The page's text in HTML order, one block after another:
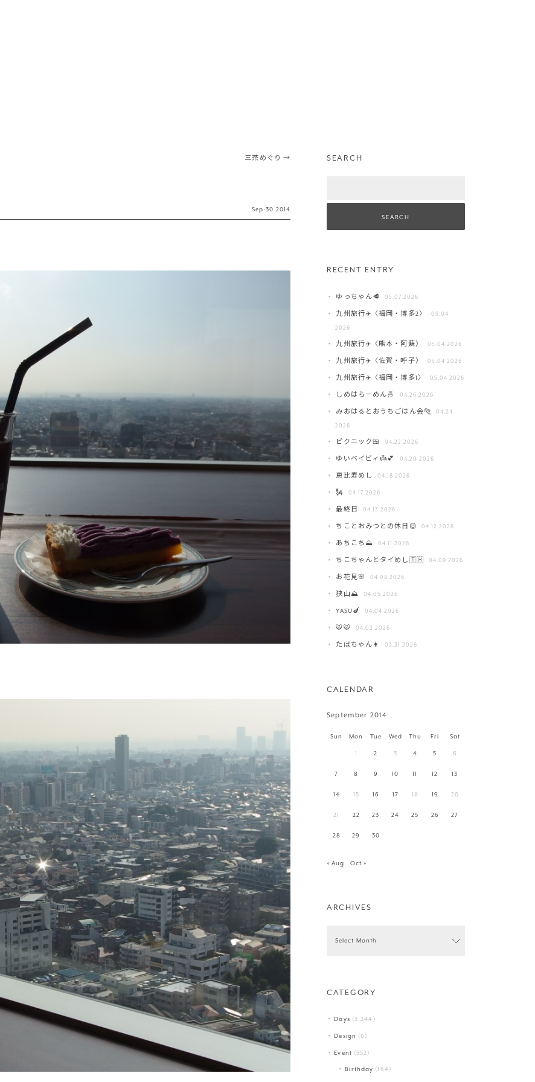
三茶めぐり →
Sep·30 2014
SEARCH
RECENT ENTRY
ゆっちゃん🥩 05.07 2026
九州旅行✈️〈福岡・博多2〉 05.04
2026
九州旅行✈️〈熊本・阿蘇〉 05.04 2026
九州旅行✈️〈佐賀・呼子〉 05.04 2026
九州旅行✈️〈福岡・博多1〉 05.04 2026
しめはらーめん🍜 04.26 2026
みおはるとおうちごはん会🐅 04.24
2026
ピクニック🍱 04.22 2026
ゆいベイビィ👼💕 04.20 2026
恵比寿めし 04.18 2026
🗽 04.17 2026
最終日 04.13 2026
ちことおみつとの休日😌 04.12 2026
あちこち⛰️ 04.11 2026
ちこちゃんとタイめし🇹🇭 04.09 2026
お花見🌸 04.08 2026
狭山⛰️ 04.05 2026
YASU🍆 04.04 2026
🐯🐯 04.02 2026
たばちゃん👩 03.31 2026
CALENDAR
September 2014
Sun Mon Tue Wed Thu Fri Sat
1 2 3 4 5 6
7 8 9 10 11 12 13
14 15 16 17 18 19 20
21 22 23 24 25 26 27
28 29 30
« Aug Oct »
ARCHIVES
CATEGORY
Days (3,244)
Design (6)
Event (552)
Birthday (164)